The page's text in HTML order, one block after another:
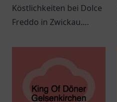
Köstlichkeiten bei Dolce
Freddo in Zwickau.
und köstliche Leckereien